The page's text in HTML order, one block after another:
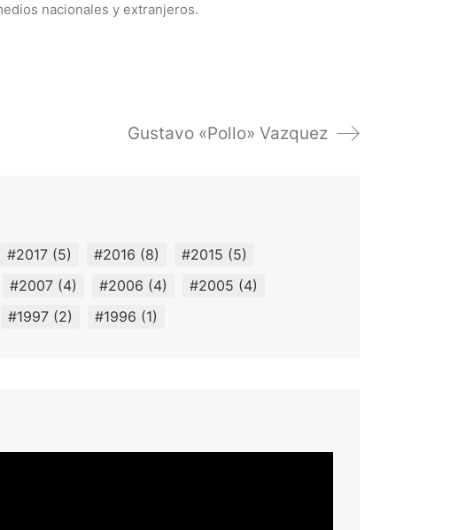
nacionales y extranjeros.
Gustavo «Pollo» Vazquez
#2017 (5) #2016 (8) #2015 (5)
#2007 (4) #2006 (4) #2005 (4)
#1997 (2) #1996 (1)